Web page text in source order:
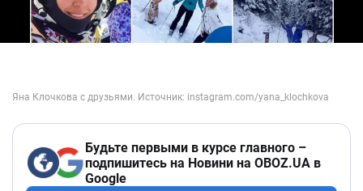
Будьте первыми в курсе главного –
подпишитесь на Новини на OBOZ.UA в
Google